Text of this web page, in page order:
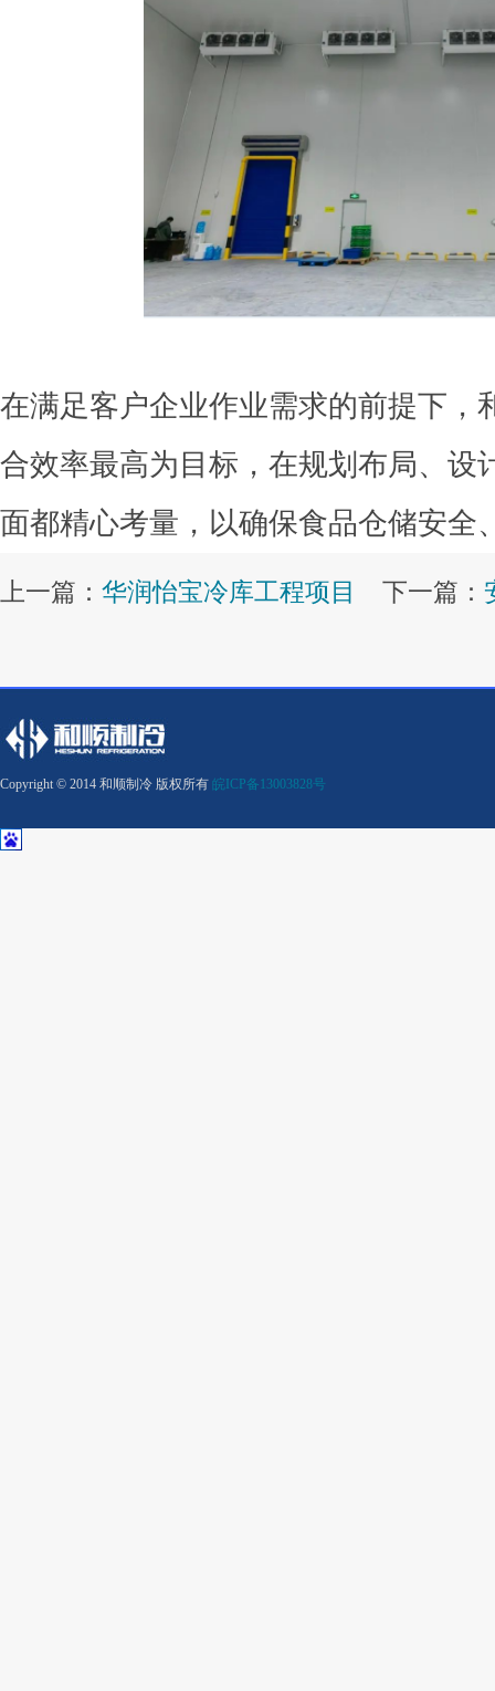
在满足客户企业作业需求的前提下，
合效率最高为目标，在规划布局、设
面都精心考量，以确保食品仓储安全
上一篇： 华润怡宝冷库工程项目 下一篇：
Copyright © 2014 和顺制冷 版权所有 皖ICP备13003828号